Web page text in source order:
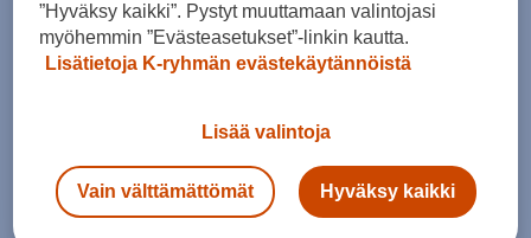
”Hyväksy kaikki”. Pystyt muuttamaan valintojasi
myöhemmin ”Evästeasetukset”-linkin kautta.
Lisätietoja K-ryhmän evästekäytännöistä
Lisää valintoja
Vain välttämättömät Hyväksy kaikki